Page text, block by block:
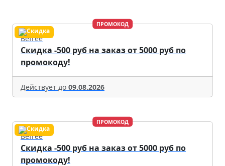
ПРОМОКОД
Befree
Скидка -500 руб на заказ от 5000 руб по
промокоду!
Действует до 09.08.2026
ПРОМОКОД
Befree
Скидка -500 руб на заказ от 5000 руб по
промокоду!